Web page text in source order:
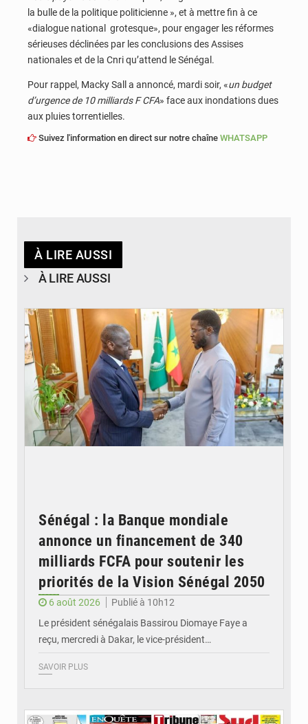
la bulle de la politique politicienne », et à mettre fin à ce
«dialogue national grotesque», pour engager les réformes
sérieuses déclinées par les conclusions des Assises
nationales et de la Cnri qu’attend le Sénégal.
Pour rappel, Macky Sall a annoncé, mardi soir, «un budget
d’urgence de 10 milliards F CFA» face aux inondations dues
aux pluies torrentielles.
Suivez l'information en direct sur notre chaîne WHATSAPP
À LIRE AUSSI
À LIRE AUSSI
Sénégal : la Banque mondiale
annonce un financement de 340
milliards FCFA pour soutenir les
priorités de la Vision Sénégal 2050
6 août 2026
Publié à 10h12
Le président sénégalais Bassirou Diomaye Faye a
reçu, mercredi à Dakar, le vice-président…
SAVOIR PLUS